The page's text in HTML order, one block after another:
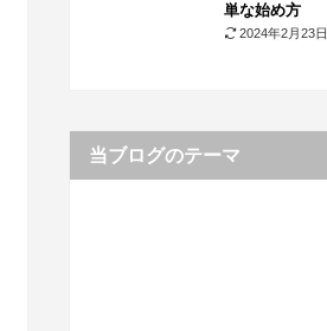
単な始め方
2024年2月23日
当ブログのテーマ